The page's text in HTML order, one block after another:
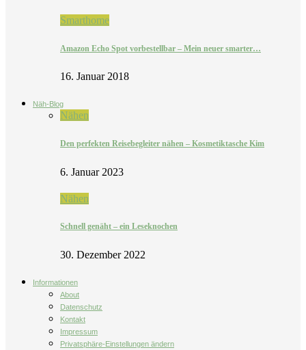
Smarthome
Amazon Echo Spot vorbestellbar – Mein neuer smarter…
16. Januar 2018
Näh-Blog
Nähen
Den perfekten Reisebegleiter nähen – Kosmetiktasche Kim
6. Januar 2023
Nähen
Schnell genäht – ein Leseknochen
30. Dezember 2022
Informationen
About
Datenschutz
Kontakt
Impressum
Privatsphäre-Einstellungen ändern